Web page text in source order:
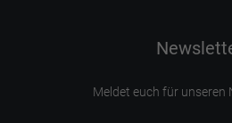
Meldet euch für unseren